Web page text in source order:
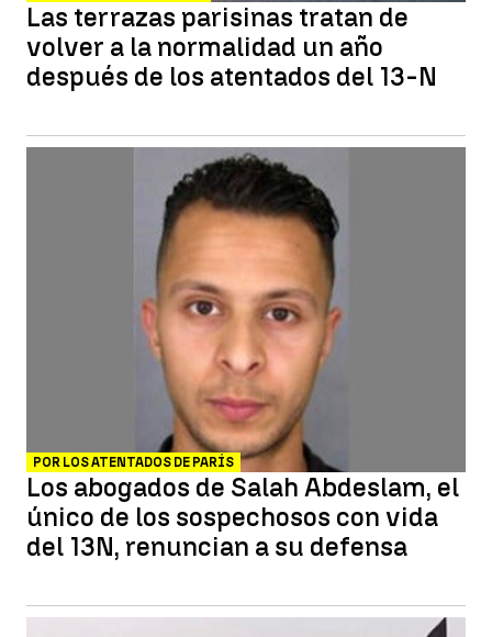
Las terrazas parisinas tratan de
volver a la normalidad un año
después de los atentados del 13-N
POR LOS ATENTADOS DE PARÍS
Los abogados de Salah Abdeslam, el
único de los sospechosos con vida
del 13N, renuncian a su defensa